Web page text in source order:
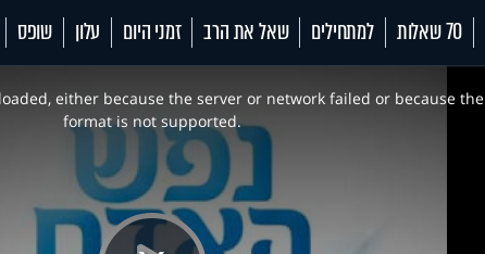
70 שאלות למתחילים שאל את הרב זמני היום עלון שופס
either because the server or network failed or because the
format is not supported.